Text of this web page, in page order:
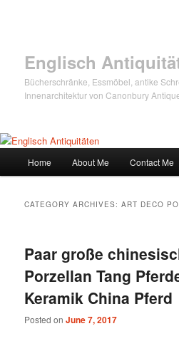
Englisch
Bücherschränke, Essmöbel, antike
Innenarchitektur von Canonbury
Skip
content
Skip
content
Home About Me Contact Me
CATEGORY ARCHIVES:ART DECO
Paar große
Porzellan Tang
Keramik China Pferd
Posted onJune 7, 2017